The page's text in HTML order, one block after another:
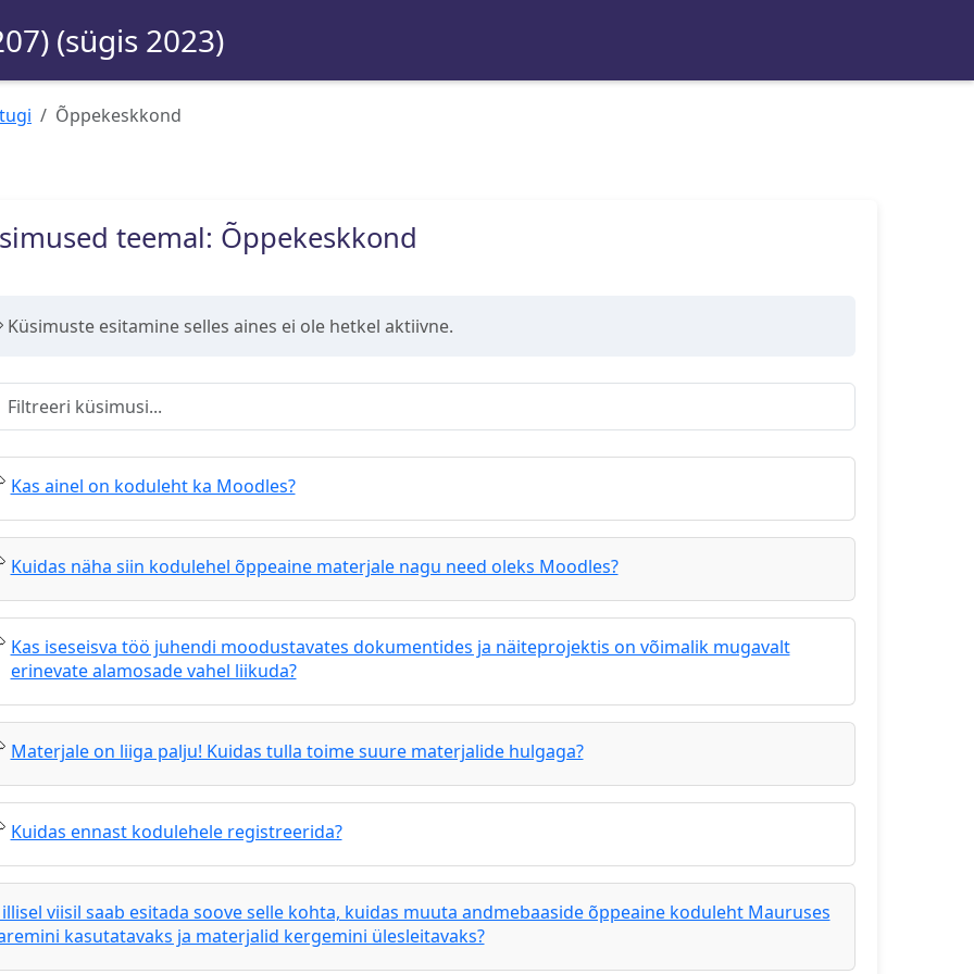
(sügis 2023)
Õppekeskkond
teemal: Õppekeskkond
Küsimuste esitamine selles aines ei ole hetkel aktiivne.
küsimusi
Kas ainel on koduleht ka Moodles?
Kuidas näha siin kodulehel õppeaine materjale nagu need oleks Moodles?
Kas iseseisva töö juhendi moodustavates dokumentides ja näiteprojektis on võimalik mugavalt
erinevate alamosade vahel liikuda?
Materjale on liiga palju! Kuidas tulla toime suure materjalide hulgaga?
Kuidas ennast kodulehele registreerida?
viisil saab esitada soove selle kohta, kuidas muuta andmebaaside õppeaine koduleht Mauruses
kasutatavaks ja materjalid kergemini ülesleitavaks?